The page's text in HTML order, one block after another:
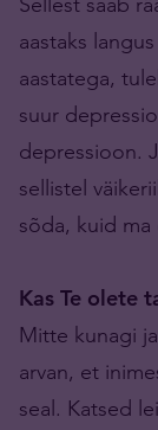
aastaks
aastatega,
suur
depressioon.
sellistel
sõda, kuid ma
Kas Te olete
Mitte kunagi
arvan, et
seal. Katsed